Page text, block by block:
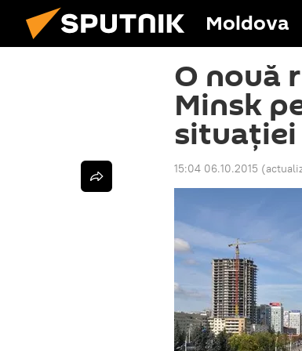
Moldova
O nouă
Minsk
situației
15:04 06.10.2015